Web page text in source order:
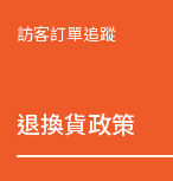
訪客訂單追蹤
退換貨政策